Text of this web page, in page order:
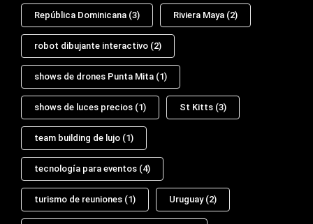
República Dominicana (3) Riviera Maya (2)
robot dibujante interactivo (2)
shows de drones Punta Mita (1)
shows de luces precios (1) St Kitts (3)
team building de lujo (1)
tecnología para eventos (4)
turismo de reuniones (1) Uruguay(2)